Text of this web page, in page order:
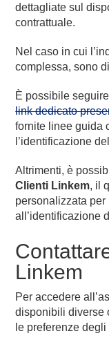
dettagliate sul
contrattuale.
Nel caso in cui
complessa, sono
È possibile
link dedicato
fornite linee guida
l’identificazione
Altrimenti, è
Clienti Linkem, il
personalizzata
all’identificazione
Linkem
Per accedere
disponibili diverse
le preferenze degli